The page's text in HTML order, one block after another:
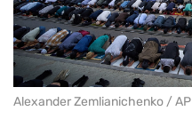
Alexander Zemlianichenko / AP